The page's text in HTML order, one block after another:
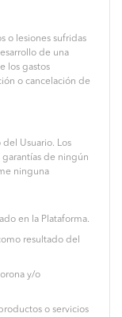
o lesiones sufridas
de una
los gastos
o cancelación de
Usuario. Los
garantías de ningún
ninguna
en la Plataforma.
resultado del
y/o
o servicios